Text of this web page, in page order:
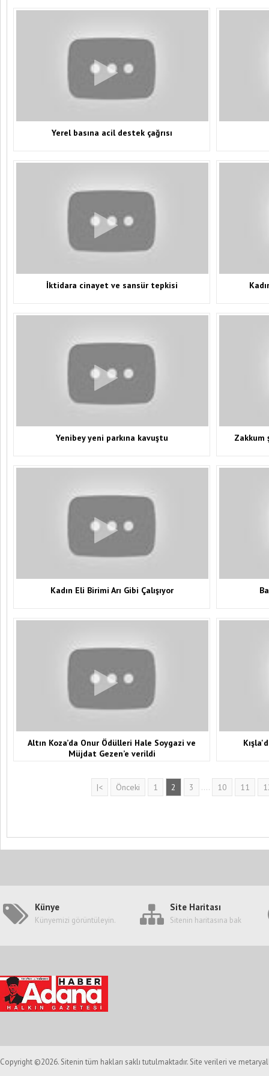
Yerel basına acil destek çağrısı
İktidara cinayet ve sansür tepkisi
Yenibey yeni parkına kavuştu Zakkum
Kadın Eli Birimi Arı Gibi Çalışıyor
Altın Koza’da Onur Ödülleri Hale Soygazi ve
Müjdat Gezen’e verildi
|< Önceki 1 2 3 .... 10 11
Künye
Künyemizi görüntüleyin.
Site Haritası
Sitenin haritasına bak
Copyright ©2026. Sitenin tüm hakları saklı tutulmaktadır. Site verileri ve